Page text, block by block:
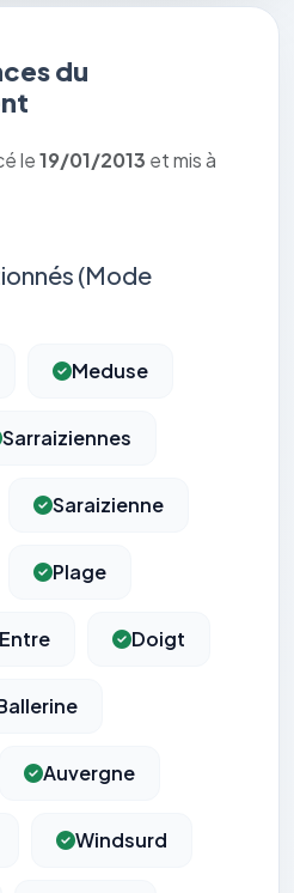
du
le19/01/2013 et mis à
(Mode
Meduse
Sarraiziennes
Saraizienne
Plage
Entre Doigt
Auvergne
Windsurd